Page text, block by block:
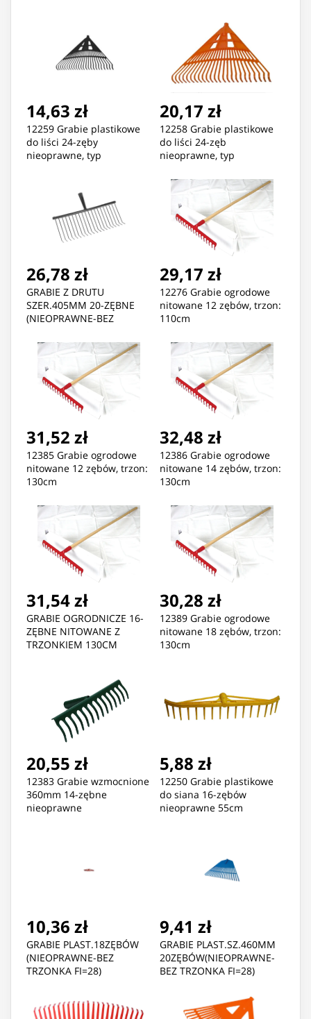
14,63 zł
12259 Grabie plastikowe
do liści 24-zęby
nieoprawne, typ
20,17 zł
12258 Grabie plastikowe
do liści 24-zęb
nieoprawne, typ
26,78 zł
GRABIE Z DRUTU
SZER.405MM 20-ZĘBNE
(NIEOPRAWNE-BEZ
29,17 zł
12276 Grabie ogrodowe
nitowane 12 zębów, trzon:
110cm
31,52 zł
12385 Grabie ogrodowe
nitowane 12 zębów, trzon:
130cm
32,48 zł
12386 Grabie ogrodowe
nitowane 14 zębów, trzon:
130cm
31,54 zł
GRABIE OGRODNICZE 16-
ZĘBNE NITOWANE Z
TRZONKIEM 130CM
30,28 zł
12389 Grabie ogrodowe
nitowane 18 zębów, trzon:
130cm
20,55 zł
12383 Grabie wzmocnione
360mm 14-zębne
nieoprawne
5,88 zł
12250 Grabie plastikowe
do siana 16-zębów
nieoprawne 55cm
10,36 zł
GRABIE PLAST.18ZĘBÓW
(NIEOPRAWNE-BEZ
TRZONKA FI=28)
9,41 zł
GRABIE PLAST.SZ.460MM
20ZĘBÓW(NIEOPRAWNE-
BEZ TRZONKA FI=28)